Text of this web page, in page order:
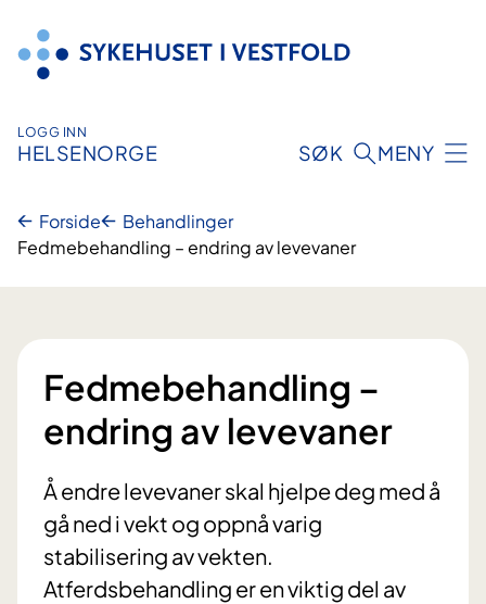
innhold
LOGG INN
HELSENORGE SØK MENY
Forside
Behandlinger
Fedmebehandling – endring av levevaner
Fedmebehandling –
endring av levevaner
Å endre levevaner skal hjelpe deg med å
gå ned i vekt og oppnå varig
stabilisering av vekten.
Atferdsbehandling er en viktig del av